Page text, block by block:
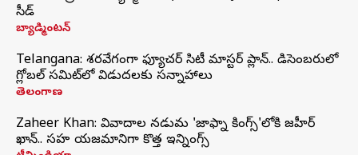
సీడ్
బ్యాడ్మింటన్
Telangana: శరవేగంగా ఫ్యూచర్ సిటీ మాస్టర్ ప్లాన్.. డిసెంబరులో
గ్లోబల్‌ సమిట్‌లో విడుదలకు సన్నాహాలు
తెలంగాణ
Zaheer Khan: వివాదాల నడుమ 'జాఫ్నా కింగ్స్'లోకి జహీర్
ఖాన్.. సహ యజమానిగా కొత్త ఇన్నింగ్స్